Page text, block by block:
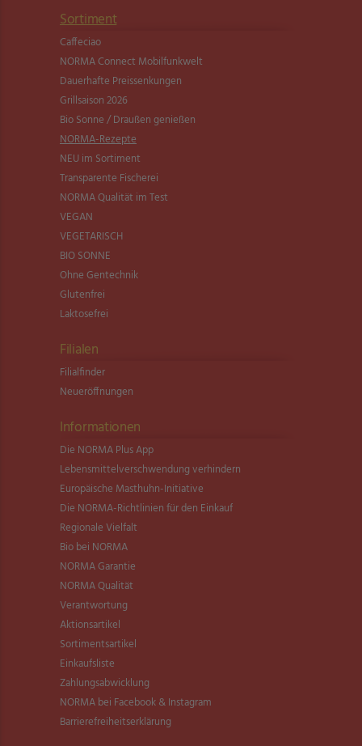
Sortiment
Caffeciao
NORMA Connect Mobilfunkwelt
Dauerhafte Preissenkungen
Grillsaison 2026
Bio Sonne / Draußen genießen
NORMA-Rezepte
NEU im Sortiment
Transparente Fischerei
NORMA Qualität im Test
VEGAN
VEGETARISCH
BIO SONNE
Ohne Gentechnik
Glutenfrei
Laktosefrei
Filialen
Filialfinder
Neueröffnungen
Informationen
Die NORMA Plus App
Lebensmittel­verschwendung verhindern
Europäische Masthuhn-Initiative
Die NORMA-Richtlinien für den Einkauf
Regionale Vielfalt
Bio bei NORMA
NORMA Garantie
NORMA Qualität
Verantwortung
Aktionsartikel
Sortimentsartikel
Einkaufsliste
Zahlungsabwicklung
NORMA bei Facebook & Instagram
Barrierefreiheitserklärung